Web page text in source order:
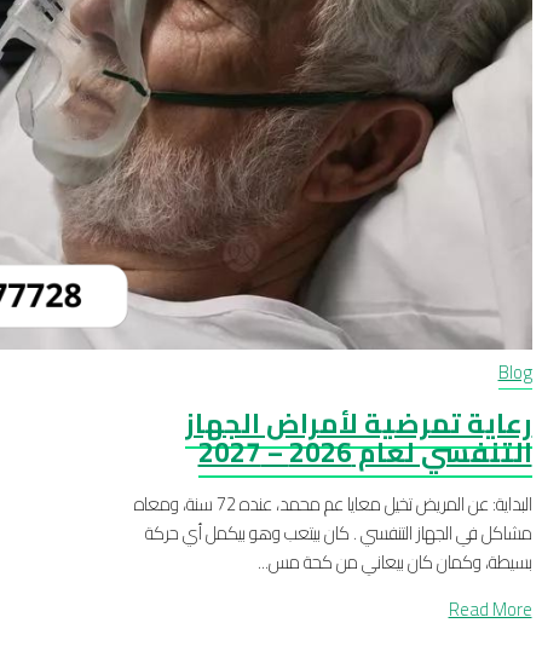
Blog
رعاية تمرضية لأمراض الجهاز
التنفسي لعام 2026 – 2027
البداية: عن المريض تخيل معايا عم محمد، عنده 72 سنة، ومعاه
مشاكل في الجهاز التنفسي . كان بيتعب وهو بيكمل أي حركة
بسيطة، وكمان كان بيعاني من كحة مس...
Read More